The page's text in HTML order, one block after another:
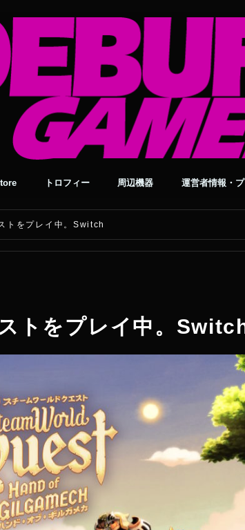
トロフィー 周辺機器 運営者情報・
トをプレイ中。Switch
トをプレイ中。